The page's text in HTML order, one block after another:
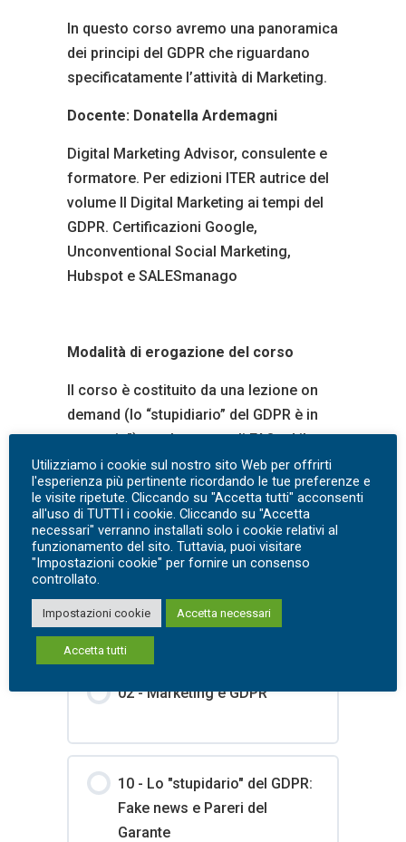
In questo corso avremo una panoramica
dei principi del GDPR che riguardano
specificatamente l’attività di Marketing.
Docente: Donatella Ardemagni
Digital Marketing Advisor, consulente e
formatore. Per edizioni ITER autrice del
volume Il Digital Marketing ai tempi del
GDPR. Certificazioni Google,
Unconventional Social Marketing,
Hubspot e SALESmanago
Modalità di erogazione del corso
Il corso è costituito da una lezione on
demand (lo “stupidiario” del GDPR è in
omaggio”) con le eventuali FAQ ed il
materiale a supporto (slide, modelli di
esempio o white paper sull’argomento).
E’ possibile acquistare il corso
singolarmente o nel pacchetto da 10
webinar“Privacy a Colazione: il GDPR in
pratica”
Contenuto Corso
02 - Marketing e GDPR
10 - Lo "stupidario" del GDPR:
Fake news e Pareri del
Garante
Utilizziamo i cookie sul nostro sito Web per offrirti
l'esperienza più pertinente ricordando le tue preferenze e
le visite ripetute. Cliccando su "Accetta tutti" acconsenti
all'uso di TUTTI i cookie. Cliccando su "Accetta
necessari" verranno installati solo i cookie relativi al
funzionamento del sito. Tuttavia, puoi visitare
"Impostazioni cookie" per fornire un consenso
controllato.
Impostazioni cookie Accetta necessari
Accetta tutti